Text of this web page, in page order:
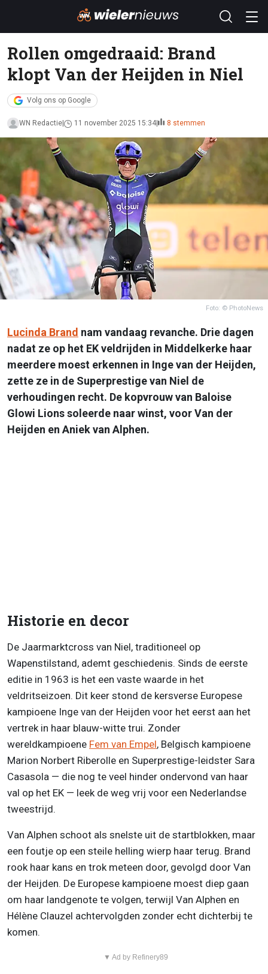
Rollen omgedraaid: Brand
klopt Van der Heijden in Niel
Volg ons op Google
WN Redactie 11 november 2025 15:34 8 stemmen
Foto: © PhotoNews
Lucinda Brand nam vandaag revanche. Drie dagen
nadat ze op het EK veldrijden in Middelkerke haar
meerdere moest erkennen in Inge van der Heijden,
zette ze in de Superprestige van Niel de
verhoudingen recht. De kopvrouw van Baloise
Glowi Lions soleerde naar winst, voor Van der
Heijden en Aniek van Alphen.
Historie en decor
De Jaarmarktcross van Niel, traditioneel op
Wapenstilstand, ademt geschiedenis. Sinds de eerste
editie in 1963 is het een vaste waarde in het
veldritseizoen. Dit keer stond de kersverse Europese
kampioene Inge van der Heijden voor het eerst aan het
vertrek in haar blauw-witte trui. Zonder
wereldkampioene Fem van Empel, Belgisch kampioene
Marion Norbert Riberolle en Superprestige-leidster Sara
Casasola — die nog te veel hinder ondervond van haar
val op het EK — leek de weg vrij voor een Nederlandse
tweestrijd.
Van Alphen schoot als snelste uit de startblokken, maar
een foutje op een steile helling wierp haar terug. Brand
rook haar kans en trok meteen door, gevolgd door Van
der Heijden. De Europese kampioene moest diep gaan
om haar landgenote te volgen, terwijl Van Alphen en
Hélène Clauzel achtervolgden zonder echt dichterbij te
komen.
▼ Ad by Refinery89